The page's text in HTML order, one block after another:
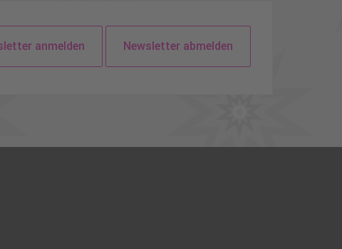
anmelden Newsletter abmelden